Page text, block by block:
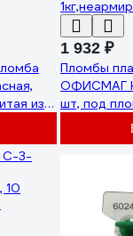
из
1 932 ₽
Пломбы
ОФИСМАГ
шт, под